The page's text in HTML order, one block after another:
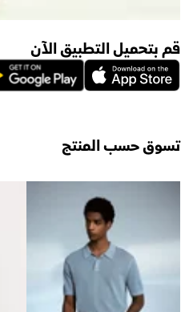
قم بتحميل التطبيق الآن
تسوق حسب المنتج